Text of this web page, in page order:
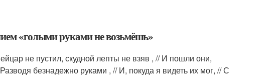
«голыми руками не возьмёшь»
не пустил, скудной лепты не взяв , // И пошли они,
безнадежно руками , // И, покуда я видеть их мог, // С